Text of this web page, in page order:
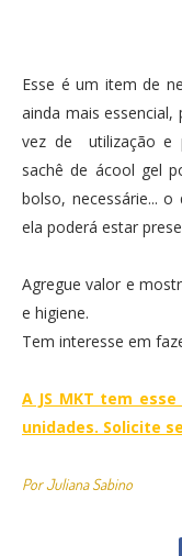
Esse é um item de
ainda mais
vez de utilização e
sachê de ácool gel
bolso, necessárie...
ela poderá estar
Agregue valor e
e higiene.
Tem interesse em
A JS MKT tem
unidades. Solicite
Por Juliana Sabino